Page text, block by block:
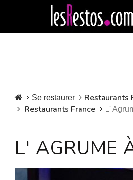
Se restaurer Restaurants
Restaurants France
L'
L' AGRUME